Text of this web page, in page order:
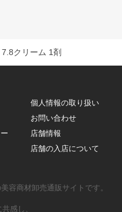
クリーム 1剤
個人情報の取り扱い
お問い合わせ
店舗情報
店舗の入店について
容商材卸売通販サイトです。
感し、